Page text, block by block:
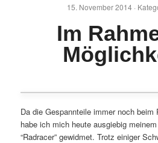
15. November 2014 ·
Im
Da die Gespannteile immer noch
habe ich mich heute ausgiebig
“Radracer” gewidmet. Trotz einiger